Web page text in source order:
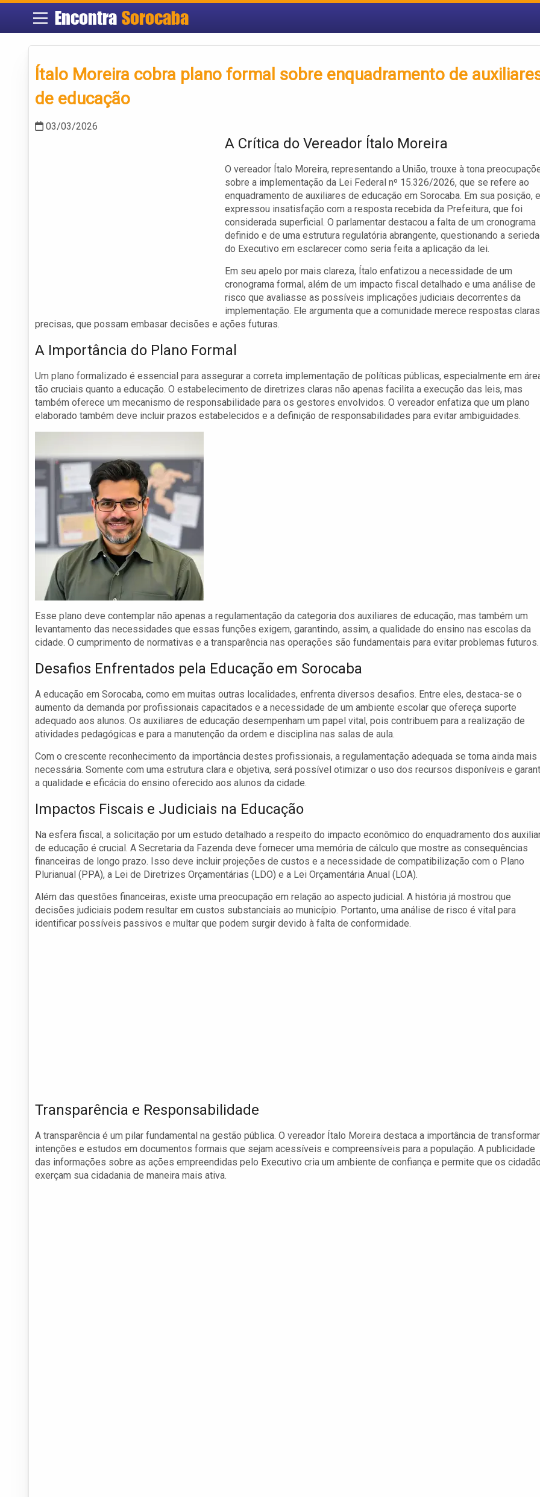
Encontra Sorocaba
Ítalo Moreira cobra plano formal sobre enquadramento de
de educação
03/03/2026
A Crítica do Vereador Ítalo Moreira
O vereador Ítalo Moreira, representando a União, trouxe à tona
sobre a implementação da Lei Federal nº 15.326/2026, que se refere ao
enquadramento de auxiliares de educação em Sorocaba. Em sua posição,
expressou insatisfação com a resposta recebida da Prefeitura, que foi
considerada superficial. O parlamentar destacou a falta de um cronograma
definido e de uma estrutura regulatória abrangente, questionando a
do Executivo em esclarecer como seria feita a aplicação da lei.
Em seu apelo por mais clareza, Ítalo enfatizou a necessidade de um
cronograma formal, além de um impacto fiscal detalhado e uma análise de
risco que avaliasse as possíveis implicações judiciais decorrentes da
implementação. Ele argumenta que a comunidade merece respostas
precisas, que possam embasar decisões e ações futuras.
A Importância do Plano Formal
Um plano formalizado é essencial para assegurar a correta implementação de políticas públicas, especialmente em
tão cruciais quanto a educação. O estabelecimento de diretrizes claras não apenas facilita a execução das leis, mas
também oferece um mecanismo de responsabilidade para os gestores envolvidos. O vereador enfatiza que um plano
elaborado também deve incluir prazos estabelecidos e a definição de responsabilidades para evitar ambiguidades.
Esse plano deve contemplar não apenas a regulamentação da categoria dos auxiliares de educação, mas também um
levantamento das necessidades que essas funções exigem, garantindo, assim, a qualidade do ensino nas escolas da
cidade. O cumprimento de normativas e a transparência nas operações são fundamentais para evitar problemas futuros.
Desafios Enfrentados pela Educação em Sorocaba
A educação em Sorocaba, como em muitas outras localidades, enfrenta diversos desafios. Entre eles, destaca-se o
aumento da demanda por profissionais capacitados e a necessidade de um ambiente escolar que ofereça suporte
adequado aos alunos. Os auxiliares de educação desempenham um papel vital, pois contribuem para a realização de
atividades pedagógicas e para a manutenção da ordem e disciplina nas salas de aula.
Com o crescente reconhecimento da importância destes profissionais, a regulamentação adequada se torna ainda mais
necessária. Somente com uma estrutura clara e objetiva, será possível otimizar o uso dos recursos disponíveis e
a qualidade e eficácia do ensino oferecido aos alunos da cidade.
Impactos Fiscais e Judiciais na Educação
Na esfera fiscal, a solicitação por um estudo detalhado a respeito do impacto econômico do enquadramento dos
de educação é crucial. A Secretaria da Fazenda deve fornecer uma memória de cálculo que mostre as consequências
financeiras de longo prazo. Isso deve incluir projeções de custos e a necessidade de compatibilização com o Plano
Plurianual (PPA), a Lei de Diretrizes Orçamentárias (LDO) e a Lei Orçamentária Anual (LOA).
Além das questões financeiras, existe uma preocupação em relação ao aspecto judicial. A história já mostrou que
decisões judiciais podem resultar em custos substanciais ao município. Portanto, uma análise de risco é vital para
identificar possíveis passivos e multar que podem surgir devido à falta de conformidade.
Transparência e Responsabilidade
A transparência é um pilar fundamental na gestão pública. O vereador Ítalo Moreira destaca a importância de transformar
intenções e estudos em documentos formais que sejam acessíveis e compreensíveis para a população. A publicidade
das informações sobre as ações empreendidas pelo Executivo cria um ambiente de confiança e permite que os
exerçam sua cidadania de maneira mais ativa.